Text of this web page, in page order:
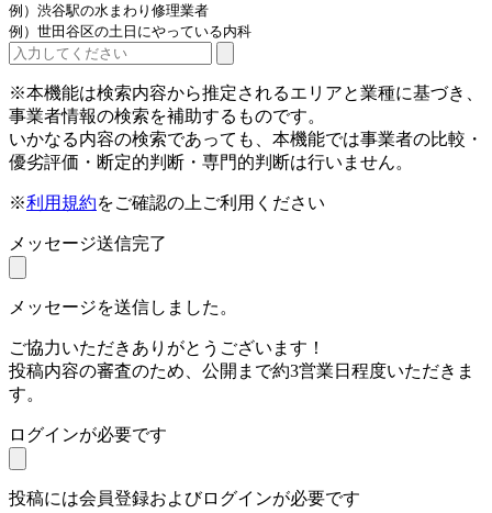
例）渋谷駅の水まわり修理業者
例）世田谷区の土日にやっている内科
※本機能は検索内容から推定されるエリアと業種に基づき、
事業者情報の検索を補助するものです。
いかなる内容の検索であっても、本機能では事業者の比較・
優劣評価・断定的判断・専門的判断は行いません。
※利用規約をご確認の上ご利用ください
メッセージ送信完了
メッセージを送信しました。
ご協力いただきありがとうございます！
投稿内容の審査のため、公開まで約3営業日程度いただきま
す。
ログインが必要です
投稿には会員登録およびログインが必要です